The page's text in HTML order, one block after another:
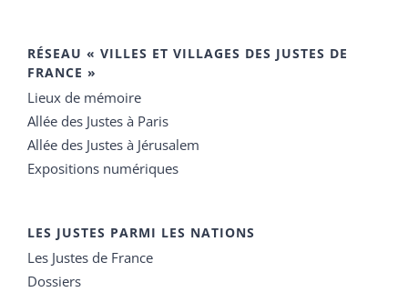
RÉSEAU « VILLES ET VILLAGES DES JUSTES DE
FRANCE »
Lieux de mémoire
Allée des Justes à Paris
Allée des Justes à Jérusalem
Expositions numériques
LES JUSTES PARMI LES NATIONS
Les Justes de France
Dossiers